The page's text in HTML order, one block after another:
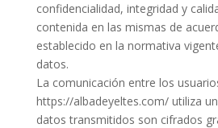
confidencialidad, integridad y
contenida en las mismas de
establecido en la normativa
datos.
La comunicación entre los
https://albadeyeltes.com/ utiliza
datos transmitidos son cifrados